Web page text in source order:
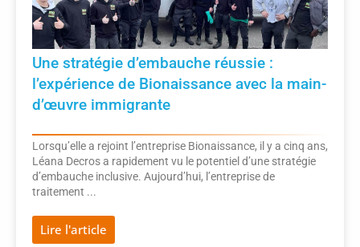
Une stratégie d’embauche réussie :
l’expérience de Bionaissance avec la main-
d’œuvre immigrante
Lorsqu’elle a rejoint l’entreprise Bionaissance, il y a cinq ans,
Léana Decros a rapidement vu le potentiel d’une stratégie
d’embauche inclusive. Aujourd’hui, l’entreprise de
traitement ...
Lire l'article